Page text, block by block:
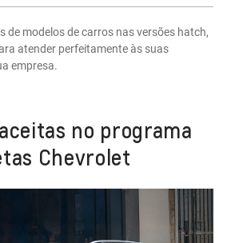
de modelos de carros nas versões hatch,
atender perfeitamente às suas
empresa.
no programa
Chevrolet